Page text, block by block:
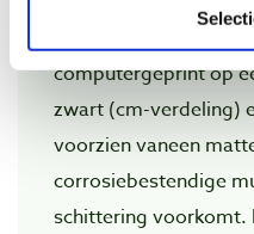
computergeprint op
zwart (cm-verdeling)
voorzien vaneen
corrosiebestendige
schittering voorkomt.